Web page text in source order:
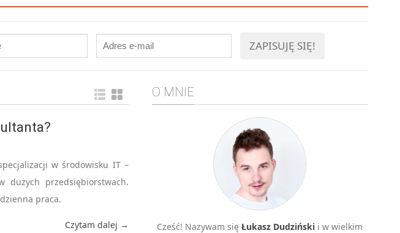
w środowisku IT –
dużych przedsiębiorstwach.
praca.
Czytam dalej →
O MNIE
Cześć! Nazywam sięŁukasz Dudziński i w wielkim